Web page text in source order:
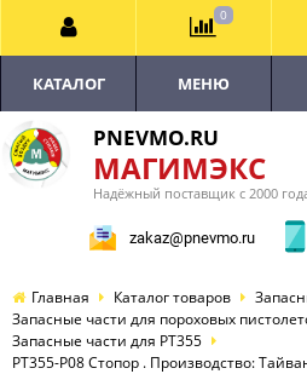
PNEVMO.RU
МАГИМЭКС
Надёжный поставщик с 2000
zakaz@pnevmo.ru
КАТАЛОГ МЕНЮ
Главная Каталог товаров
Запасные части для пороховых
Запасные части для PT355
PT355-P08 Стопор . Производство:
0